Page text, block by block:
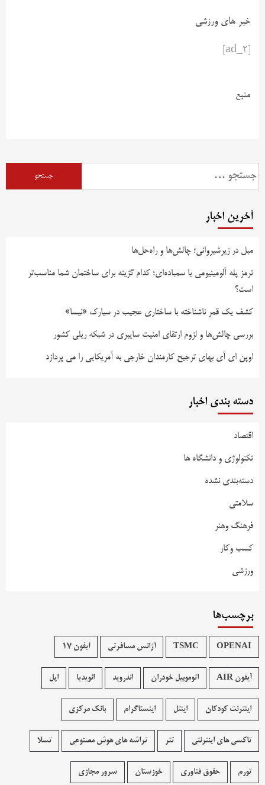
خبر های ورزشی
منبع
آخرین اخبار
مبل در زیرشیروانی؛ چالش‌ها و راه‌حل‌ها
ترمز پله آلومینیومی یا سمباده‌ای؛ کدام گزینه برای ساختمان شما مناسب‌تر
است؟
کشف یک قمر ناشناخته با ساختاری عجیب در سیارک «نیسا»
بررسی چالش‌ها و لزوم ارتقای امنیت سایبری در شبکه ریلی کشور
اوپن ای آی بهای ترجیح کارمندان خارجی به آمریکایی را می پردازد
دسته بندی اخبار
اقتصاد
تکنولوژی و دانشگاه ها
دسته‌بندی نشده
سلامتی
فرهنگ وهنر
کسب وکار
ورزشی
برچسب‌ها
OPENAI
TSMC آژانس مسافرتی آیفون 17
آیفون AIR اتوموبیل خودران اندروید انویدیا اپل
اینترنت کودکان اینتل اینستاگرام بانک مرکزی
تاکسی های اینترنتی تتر تراشه های هوش مصنوعی تسلا
تورم حقوق فناوری خوزستان سرور مجازی